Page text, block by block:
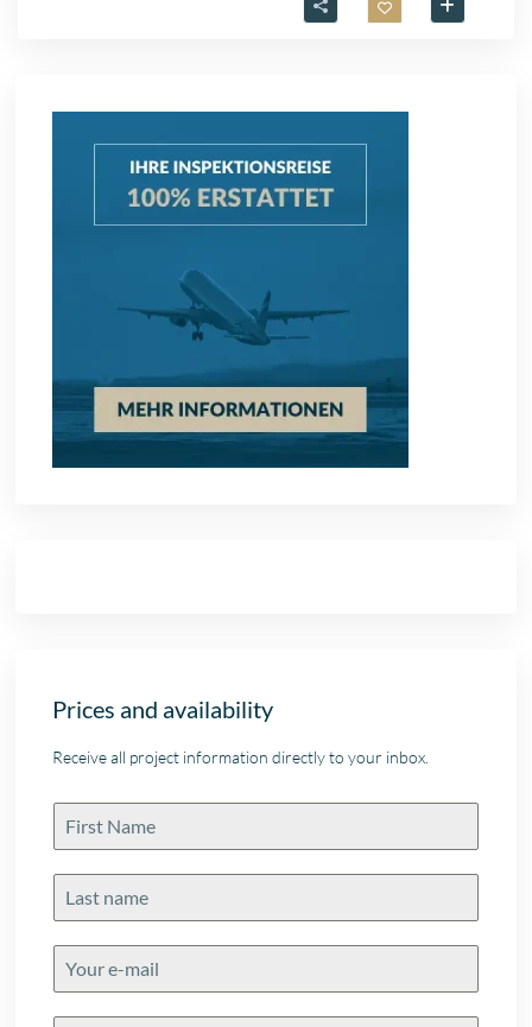
Prices and availability
Receive all project information directly to your inbox.